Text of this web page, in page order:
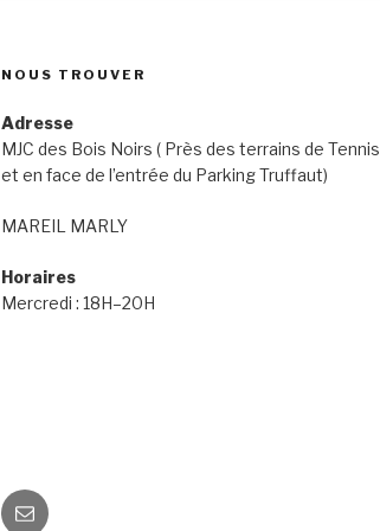
NOUS TROUVER
Adresse
MJC des Bois Noirs ( Près des terrains de Tennis
et en face de l’entrée du Parking Truffaut)
MAREIL MARLY
Horaires
Mercredi : 18H–20H
Email